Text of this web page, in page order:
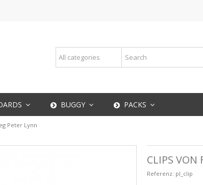
BUGGY PACKS
Peter Lynn
CLIPS VON
Referenz: pl_clip